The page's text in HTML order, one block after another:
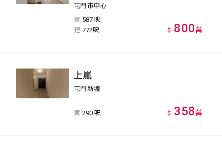
屯門市中心
實 587 呎
建 772呎 $ 800萬
上嵐
屯門新墟
實 290 呎 $ 358萬